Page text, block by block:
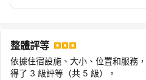
整體評等
依據住宿設施、大小、位置和服務
得了 3 級評等（共 5 級）。